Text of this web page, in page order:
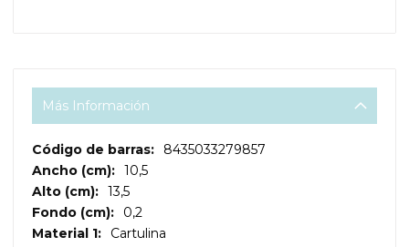
Más Información
Más
Información
8435033279857
10,5
13,5
0,2
Cartulina